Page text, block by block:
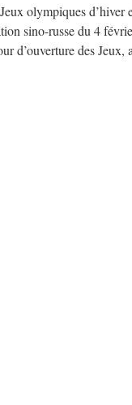
olympiques
sino-russe du 4
d’ouverture des